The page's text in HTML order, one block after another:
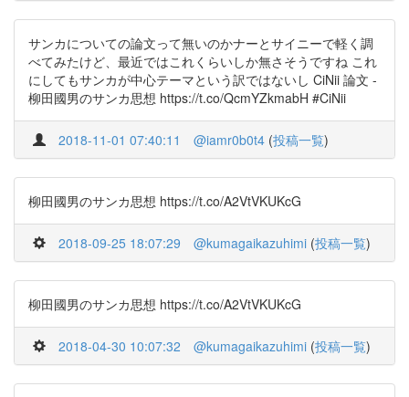
サンカについての論文って無いのかナーとサイニーで軽く調
べてみたけど、最近ではこれくらいしか無さそうですね これ
にしてもサンカが中心テーマという訳ではないし CiNii 論文 -
柳田國男のサンカ思想 https://t.co/QcmYZkmabH #CiNii
2018-11-01 07:40:11 @iamr0b0t4 (投稿一覧)
柳田國男のサンカ思想 https://t.co/A2VtVKUKcG
2018-09-25 18:07:29 @kumagaikazuhimi (投稿一覧)
柳田國男のサンカ思想 https://t.co/A2VtVKUKcG
2018-04-30 10:07:32 @kumagaikazuhimi (投稿一覧)